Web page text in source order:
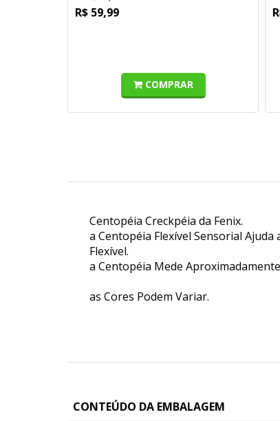
R$ 59,99
COMPRAR
Centopéia Creckpéia da Fenix.
a Centopéia Flexível Sensorial Ajuda
Flexível.
a Centopéia Mede
as Cores Podem Variar.
CONTEÚDO DA EMBALAGEM